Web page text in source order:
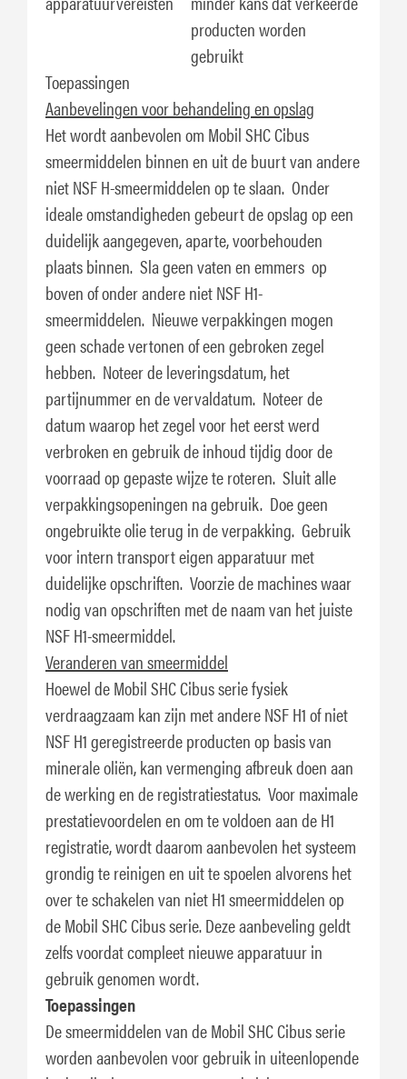
producten worden
gebruikt
Toepassingen
Aanbevelingen voor behandeling en opslag
Het wordt aanbevolen om Mobil SHC Cibus
smeermiddelen binnen en uit de buurt van andere
niet NSF H-smeermiddelen op te slaan. Onder
ideale omstandigheden gebeurt de opslag op een
duidelijk aangegeven, aparte, voorbehouden
plaats binnen. Sla geen vaten en emmers op
boven of onder andere niet NSF H1-
smeermiddelen. Nieuwe verpakkingen mogen
geen schade vertonen of een gebroken zegel
hebben. Noteer de leveringsdatum, het
partijnummer en de vervaldatum. Noteer de
datum waarop het zegel voor het eerst werd
verbroken en gebruik de inhoud tijdig door de
voorraad op gepaste wijze te roteren. Sluit alle
verpakkingsopeningen na gebruik. Doe geen
ongebruikte olie terug in de verpakking. Gebruik
voor intern transport eigen apparatuur met
duidelijke opschriften. Voorzie de machines waar
nodig van opschriften met de naam van het juiste
NSF H1-smeermiddel.
Veranderen van smeermiddel
Hoewel de Mobil SHC Cibus serie fysiek
verdraagzaam kan zijn met andere NSF H1 of niet
NSF H1 geregistreerde producten op basis van
minerale oliën, kan vermenging afbreuk doen aan
de werking en de registratiestatus. Voor maximale
prestatievoordelen en om te voldoen aan de H1
registratie, wordt daarom aanbevolen het systeem
grondig te reinigen en uit te spoelen alvorens het
over te schakelen van niet H1 smeermiddelen op
de Mobil SHC Cibus serie. Deze aanbeveling geldt
zelfs voordat compleet nieuwe apparatuur in
gebruik genomen wordt.
Toepassingen
De smeermiddelen van de Mobil SHC Cibus serie
worden aanbevolen voor gebruik in uiteenlopende